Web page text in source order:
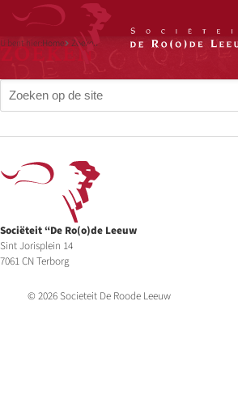
U bent hier:Home Zoeken
ZOEKEN
Sociëteit “De Ro(o)de Leeuw
Sint Jorisplein 14
7061 CN Terborg
© 2026Societeit De Roode Leeuw